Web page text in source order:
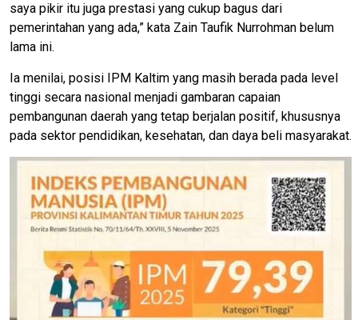
saya pikir itu juga prestasi yang cukup bagus dari
pemerintahan yang ada,” kata Zain Taufik Nurrohman belum
lama ini.
Ia menilai, posisi IPM Kaltim yang masih berada pada level
tinggi secara nasional menjadi gambaran capaian
pembangunan daerah yang tetap berjalan positif, khususnya
pada sektor pendidikan, kesehatan, dan daya beli masyarakat.